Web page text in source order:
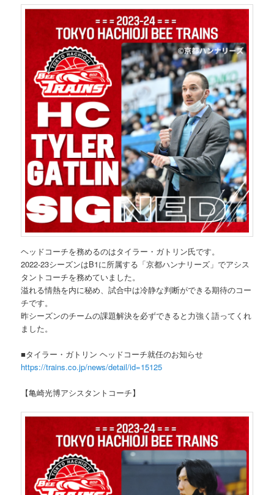
ヘッドコーチを務めるのはタイラー・ガトリン氏です。
2022-23シーズンはB1に所属する「京都ハンナリーズ」でアシス
タントコーチを務めていました。
溢れる情熱を内に秘め、試合中は冷静な判断ができる期待のコー
チです。
昨シーズンのチームの課題解決を必ずできると力強く語ってくれ
ました。
■タイラー・ガトリン ヘッドコーチ就任のお知らせ
https://trains.co.jp/news/detail/id=15125
【亀崎光博アシスタントコーチ】